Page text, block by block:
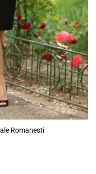
Romanesti